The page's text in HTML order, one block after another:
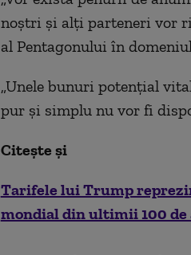
noștri și alți parteneri vor
al Pentagonului în
„Unele bunuri potențial
pur și simplu nu vor fi
Citește și
Tarifele lui Trump
mondial din ultimii 100